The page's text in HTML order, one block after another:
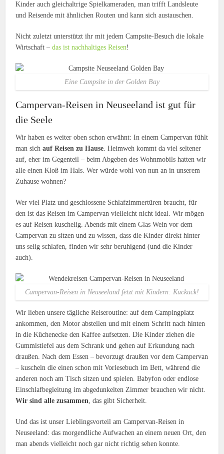
Kinder auch gleichaltrige Spielkameraden, man trifft Landsleute
und Reisende mit ähnlichen Routen und kann sich austauschen.
Nicht zuletzt unterstützt ihr mit jedem Campsite-Besuch die lokale
Wirtschaft –das ist nachhaltiges Reisen!
Eine Campsite in der Golden Bay
Campervan-Reisen in Neuseeland ist gut für
die Seele
Wir haben es weiter oben schon erwähnt: In einem Campervan fühlt
man sich auf Reisen zu Hause. Heimweh kommt da viel seltener
auf, eher im Gegenteil – beim Abgeben des Wohnmobils hatten wir
alle einen Kloß im Hals. Wer würde wohl von nun an in unserem
Zuhause wohnen?
Wer viel Platz und geschlossene Schlafzimmertüren braucht, für
den ist das Reisen im Campervan vielleicht nicht ideal. Wir mögen
es auf Reisen kuschelig. Abends mit einem Glas Wein vor dem
Campervan zu sitzen und zu wissen, dass die Kinder direkt hinter
uns selig schlafen, finden wir sehr beruhigend (und die Kinder
auch).
Campervan-Reisen in Neuseeland fetzt mit Kindern: Kuckuck!
Wir lieben unsere tägliche Reiseroutine: auf dem Campingplatz
ankommen, den Motor abstellen und mit einem Schritt nach hinten
in die Küchenecke den Kaffee aufsetzen. Die Kinder ziehen die
Gummistiefel aus dem Schrank und gehen auf Erkundung nach
draußen. Nach dem Essen – bevorzugt draußen vor dem Campervan
– kuscheln die einen schon mit Vorlesebuch im Bett, während die
anderen noch am Tisch sitzen und spielen. Babyfon oder endlose
Einschlafbegleitung im abgedunkelten Zimmer brauchen wir nicht.
Wir sind alle zusammen, das gibt Sicherheit.
Und das ist unser Lieblingsvorteil am Campervan-Reisen in
Neuseeland: das morgendliche Aufwachen an einem neuen Ort, den
man abends vielleicht noch gar nicht richtig sehen konnte.